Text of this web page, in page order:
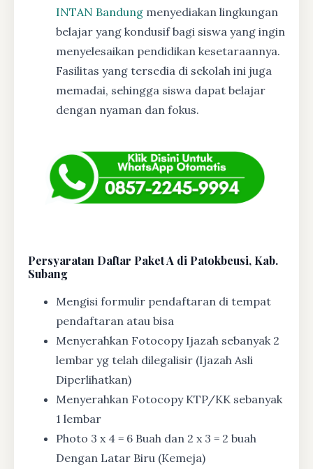
INTAN Bandung menyediakan lingkungan
belajar yang kondusif bagi siswa yang ingin
menyelesaikan pendidikan kesetaraannya.
Fasilitas yang tersedia di sekolah ini juga
memadai, sehingga siswa dapat belajar
dengan nyaman dan fokus.
Persyaratan Daftar Paket A di Patokbeusi, Kab.
Subang
Mengisi formulir pendaftaran di tempat
pendaftaran atau bisa
Menyerahkan Fotocopy Ijazah sebanyak 2
lembar yg telah dilegalisir (Ijazah Asli
Diperlihatkan)
Menyerahkan Fotocopy KTP/KK sebanyak
1 lembar
Photo 3 x 4 = 6 Buah dan 2 x 3 = 2 buah
Dengan Latar Biru (Kemeja)